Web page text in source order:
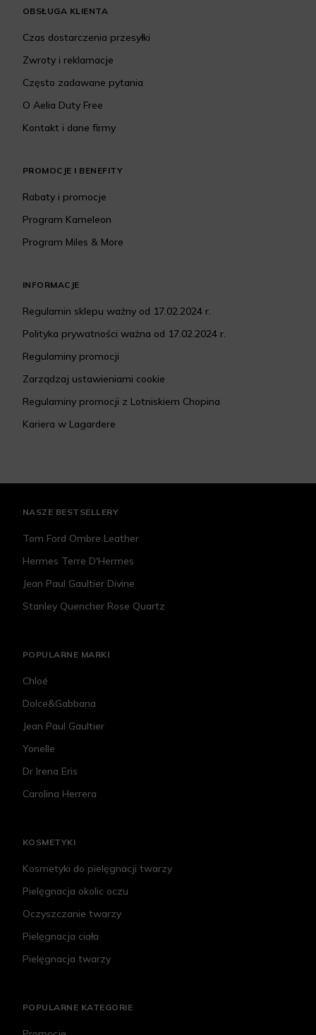
OBSŁUGA KLIENTA
Czas dostarczenia przesyłki
Zwroty i reklamacje
Często zadawane pytania
O Aelia Duty Free
Kontakt i dane firmy
PROMOCJE I BENEFITY
Rabaty i promocje
Program Kameleon
Program Miles & More
INFORMACJE
Regulamin sklepu ważny od 17.02.2024 r.
Polityka prywatności ważna od 17.02.2024 r.
Regulaminy promocji
Zarządzaj ustawieniami cookie
Regulaminy promocji z Lotniskiem Chopina
Kariera w Lagardere
NASZE BESTSELLERY
Tom Ford Ombre Leather
Hermes Terre D'Hermes
Jean Paul Gaultier Divine
Stanley Quencher Rose Quartz
POPULARNE MARKI
Chloé
Dolce&Gabbana
Jean Paul Gaultier
Yonelle
Dr Irena Eris
Carolina Herrera
KOSMETYKI
Kosmetyki do pielęgnacji twarzy
Pielęgnacja okolic oczu
Oczyszczanie twarzy
Pielęgnacja ciała
Pielęgnacja twarzy
POPULARNE KATEGORIE